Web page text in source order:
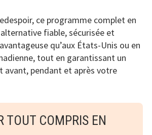
ce programme complet en
fiable, sécurisée et
qu’aux États-Unis ou en
tout en garantissant un
avant, pendant et après votre
TOUT COMPRIS EN